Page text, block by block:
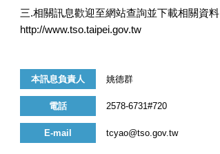
三.相關訊息歡迎至網站查詢並下載相關資料
http://www.tso.taipei.gov.tw
本訊息負責人 姚德群
電話 2578-6731#720
E-mail tcyao@tso.gov.tw